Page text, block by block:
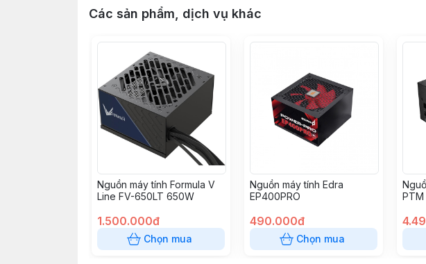
Các sản phẩm, dịch vụ khác
Nguồn máy tính Formula V
Line FV-650LT 650W
1.500.000đ
Chọn mua
Nguồn máy tính Edra
EP400PRO
490.000đ
Chọn mua
PTM